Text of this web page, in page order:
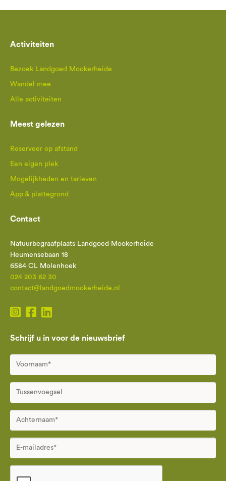
Activiteiten
Bezoek Landgoed Mookerheide
Wandel mee
Alle activiteiten
Meest gelezen
Reserveer op afstand
Een eigen plek
Mogelijkheden en tarieven
App & plattegrond
Contact
Natuurbegraafplaats Landgoed Mookerheide
Heumensebaan 18
6584 CL Molenhoek
024 203 62 30
contact@landgoedmookerheide.nl
Schrijf u in voor de nieuwsbrief